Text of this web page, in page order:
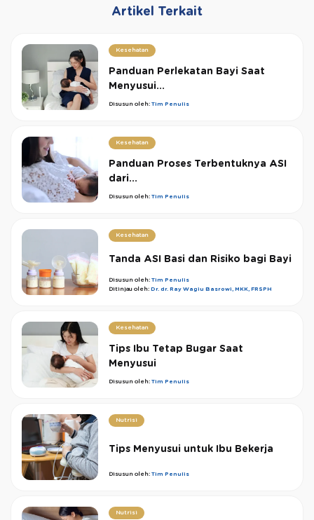
Artikel Terkait
Kesehatan
Panduan Perlekatan Bayi Saat
Menyusui...
Disusun oleh: Tim Penulis
Kesehatan
Panduan Proses Terbentuknya ASI
dari...
Disusun oleh: Tim Penulis
Kesehatan
Tanda ASI Basi dan Risiko bagi Bayi
Disusun oleh: Tim Penulis
Ditinjau oleh: Dr. dr. Ray Wagiu Basrowi, MKK, FRSPH
Kesehatan
Tips Ibu Tetap Bugar Saat
Menyusui
Disusun oleh: Tim Penulis
Nutrisi
Tips Menyusui untuk Ibu Bekerja
Disusun oleh: Tim Penulis
Nutrisi